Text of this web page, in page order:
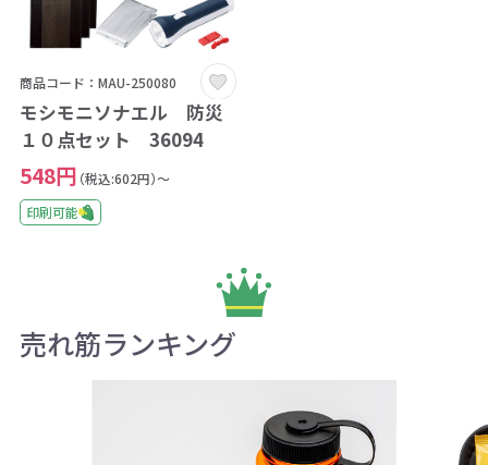
商品コード：MAU-250080
モシモニソナエル 防災
１０点セット 36094
548円 （税込:602円）～
印刷可能
売れ筋ランキング